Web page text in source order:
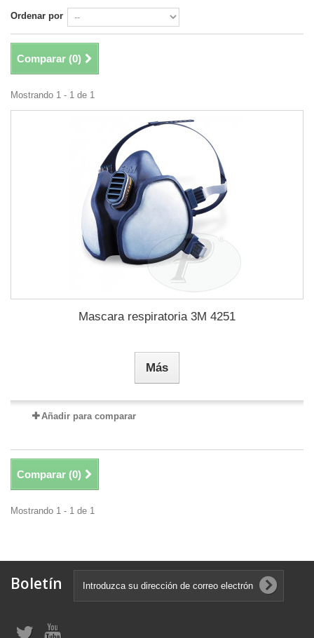
Ordenar por
Comparar (0)
Mostrando 1 - 1 de 1
Mascara respiratoria 3M 4251
Más
Añadir para comparar
Comparar (0)
Mostrando 1 - 1 de 1
Boletín